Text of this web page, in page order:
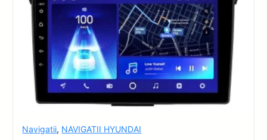
Navigatii, NAVIGATII HYUNDAI